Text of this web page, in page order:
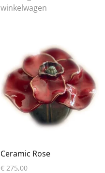
winkelwagen
Ceramic Rose
€ 275,00